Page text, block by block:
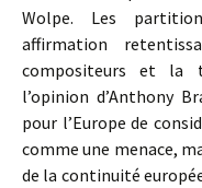
Wolpe. Les
affirmation
compositeurs et la
l’opinion d’Anthony
pour l’Europe de
comme une menace,
de la continuité